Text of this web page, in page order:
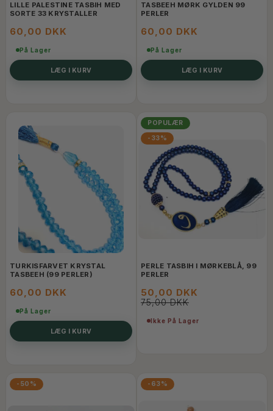
LILLE PALESTINE TASBIH MED
SORTE 33 KRYSTALLER
60,00 DKK
På Lager
LÆG I KURV
TASBEEH MØRK GYLDEN 99
PERLER
60,00 DKK
På Lager
LÆG I KURV
TURKISFARVET KRYSTAL
TASBEEH (99 PERLER)
60,00 DKK
På Lager
LÆG I KURV
POPULÆR
-33%
PERLE TASBIH I MØRKEBLÅ, 99
PERLER
50,00 DKK
75,00 DKK
Ikke På Lager
-50% -63%